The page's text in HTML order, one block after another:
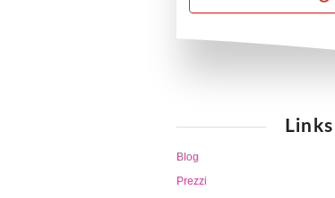
Links
Blog
Prezzi